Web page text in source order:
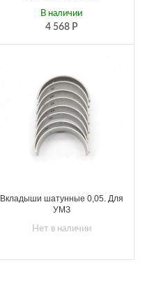
4 568 Р
В наличии
Вкладыши шатунные 0,05. Для
УМЗ
Нет в наличии